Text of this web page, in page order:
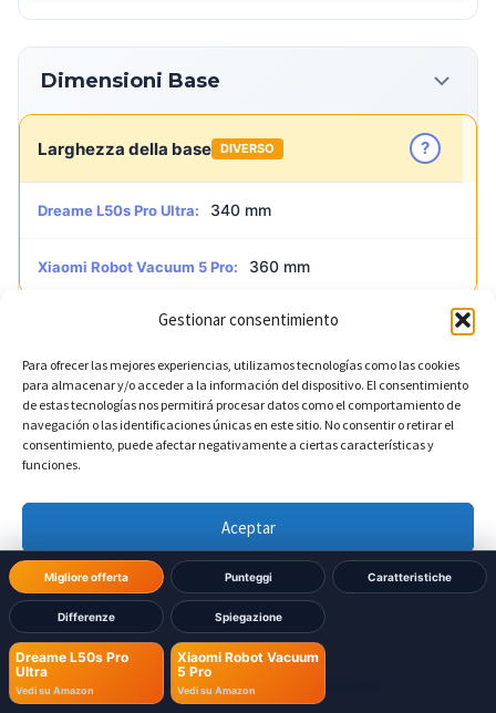
Gestionar consentimiento
Para ofrecer las mejores experiencias, utilizamos tecnologías como las cookies
para almacenar y/o acceder a la información del dispositivo. El consentimiento
de estas tecnologías nos permitirá procesar datos como el comportamiento de
navegación o las identificaciones únicas en este sitio. No consentir o retirar el
consentimiento, puede afectar negativamente a ciertas características y
funciones.
Aceptar
Denegar
Ver preferencias
Política de cookies Política de Privacidad
Migliore offerta Punteggi Caratteristiche
Differenze Spiegazione
Dreame L50s Pro
Ultra
Vedi su Amazon
Xiaomi Robot Vacuum
5 Pro
Vedi su Amazon
Dimensioni Base
Larghezza della base DIVERSO ?
Dreame L50s Pro Ultra: 340 mm
Xiaomi Robot Vacuum 5 Pro: 360 mm
Dreame L50s Pro Ultra: 590 mm
Xiaomi Robot Vacuum 5 Pro:
Profondità della base ?
Dreame L50s Pro Ultra: 457 mm
Xiaomi Robot Vacuum 5 Pro: 470 mm